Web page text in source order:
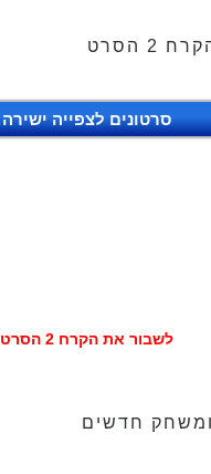
הסרט
סרטונים לצפייה ישירה
לשבור את הקרח 2 הסרט
חדשים